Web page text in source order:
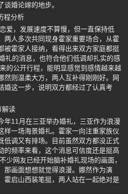
婚论嫁的地步。
程分析
爱，发展速度不算慢，但一直保持低
两人多次共同现身霍家重要场合，从霍
被霍家人接纳，看得出来双方家庭都挺
礼的消息，也符合他们低调却扎实的感
的公开行程，能明显感觉到感情越来越
然则温柔大方，两人互补得刚刚好。网
婚这一步，说明双方都经过了认真考
解读
年11月在三亚举办婚礼，三亚作为浪漫
样一场海景婚礼。霍家一向注重家族仪
低调又有排场。目前虽然双方都没正式
的频率来看，这个消息可信度还是挺高
少网友已经开始脑补婚礼现场的画面，
那画面想想就觉得浪漫。娜然作为演
霍启山西装笔挺，两人站在一起绝对是